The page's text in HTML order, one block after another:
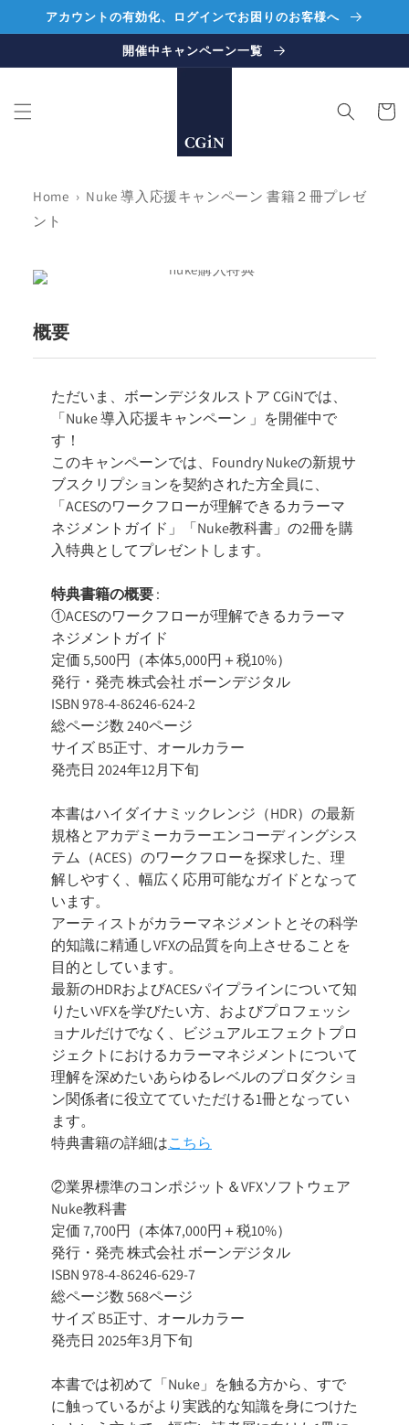
ンツに
進む
アカウントの有効化、ログインでお困りのお客様へ
開催中キャンペーン一覧
ー
Home › Nuke 導入応援キャンペーン 書籍２冊プレゼ
ント
概要
ただいま、ボーンデジタルストア CGiNでは、
「Nuke 導入応援キャンペーン 」を開催中で
す！
このキャンペーンでは、Foundry Nukeの新規サ
ブスクリプションを契約された方全員に、
「ACESのワークフローが理解できるカラーマ
ネジメントガイド」「Nuke教科書」の2冊を購
入特典としてプレゼントします。
特典書籍の概要:
①ACESのワークフローが理解できるカラーマ
ネジメントガイド
定価 5,500円（本体5,000円＋税10%）
発行・発売 株式会社 ボーンデジタル
ISBN 978-4-86246-624-2
総ページ数 240ページ
サイズ B5正寸、オールカラー
発売日 2024年12月下旬
本書はハイダイナミックレンジ（HDR）の最新
規格とアカデミーカラーエンコーディングシス
テム（ACES）のワークフローを探求した、理
解しやすく、幅広く応用可能なガイドとなって
います。
アーティストがカラーマネジメントとその科学
的知識に精通しVFXの品質を向上させることを
目的としています。
最新のHDRおよびACESパイプラインについて知
りたいVFXを学びたい方、およびプロフェッシ
ョナルだけでなく、ビジュアルエフェクトプロ
ジェクトにおけるカラーマネジメントについて
理解を深めたいあらゆるレベルのプロダクショ
ン関係者に役立てていただける1冊となってい
ます。
特典書籍の詳細はこちら
②業界標準のコンポジット＆VFXソフトウェア
Nuke教科書
定価 7,700円（本体7,000円＋税10%）
発行・発売 株式会社 ボーンデジタル
ISBN 978-4-86246-629-7
総ページ数 568ページ
サイズ B5正寸、オールカラー
発売日 2025年3月下旬
本書では初めて「Nuke」を触る方から、すで
に触っているがより実践的な知識を身につけた